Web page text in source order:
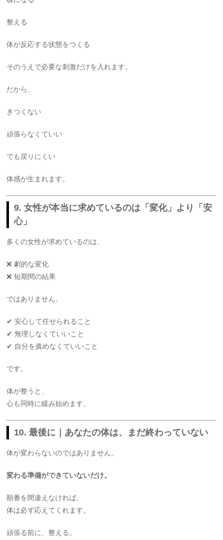
整える
体が反応する状態をつくる
そのうえで必要な刺激だけを入れます。
だから、
きつくない
頑張らなくていい
でも戻りにくい
体感が生まれます。
9. 女性が本当に求めているのは「変化」より「安
心」
多くの女性が求めているのは、
❌ 劇的な変化
❌ 短期間の結果
ではありません。
✔ 安心して任せられること
✔ 無理しなくていいこと
✔ 自分を責めなくていいこと
です。
体が整うと、
心も同時に緩み始めます。
10. 最後に｜あなたの体は、まだ終わっていない
体が変わらないのではありません。
変わる準備ができていないだけ。
順番を間違えなければ、
体は必ず応えてくれます。
頑張る前に、整える。